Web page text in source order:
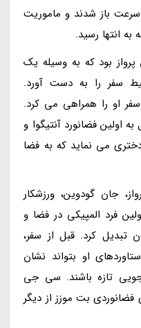
باز شدند و ماموریت
بود که به وسیله یک
سفر را به دست آورد.
سفر او را همراهی می کرد.
اولین فضانورد آنتیگوا و
دختری می نماید که به فضا
جان گودوین، ورزشکار
فرد المپیکی در فضا و
تبدیل کرد. قبل از سفر،
او بتواند نشان
تازه باشند. سی جی
فضانوردی بت موزز از دیگر